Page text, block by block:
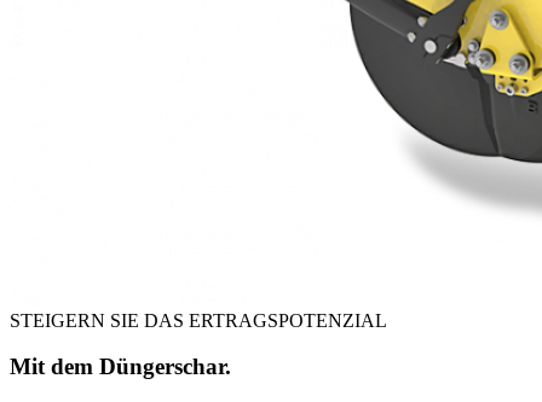
STEIGERN SIE DAS ERTRAGSPOTENZIAL
Mit dem Düngerschar.